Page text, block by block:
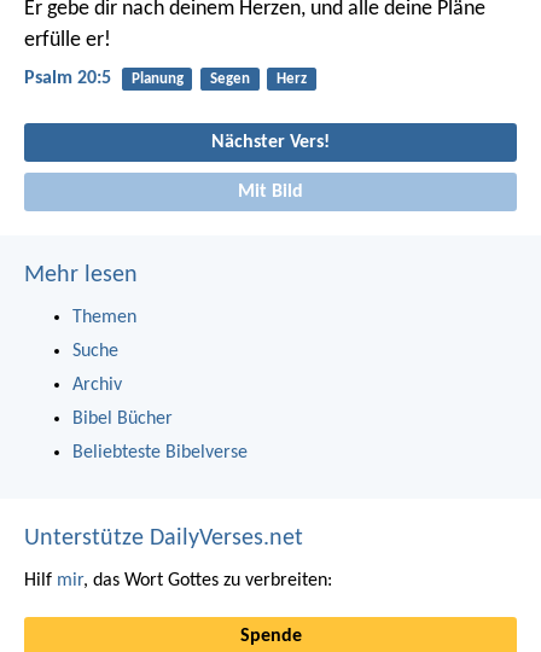
Er gebe dir nach deinem Herzen, und alle deine Pläne
erfülle er!
Psalm 20:5 Planung Segen Herz
Nächster Vers!
Mit Bild
Mehr lesen
Themen
Suche
Archiv
Bibel Bücher
Beliebteste Bibelverse
Unterstütze DailyVerses.net
Hilf mir, das Wort Gottes zu verbreiten:
Spende